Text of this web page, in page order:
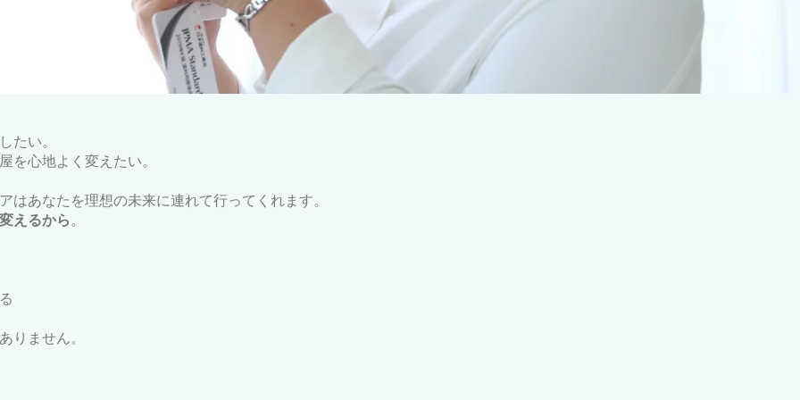
たい。
を心地よく変えたい。
はあなたを理想の未来に連れて行ってくれます。
えるから 。
りません。